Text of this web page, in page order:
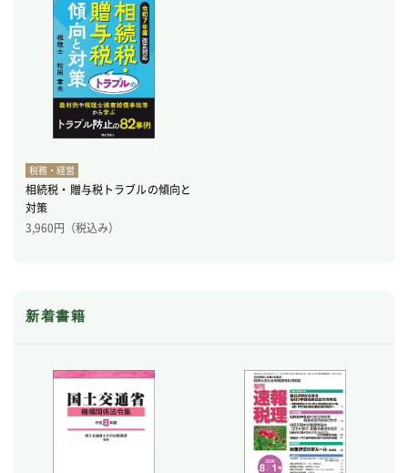
税務・経営
相続税・贈与税トラブルの傾向と
対策
3,960円（税込み）
新着書籍